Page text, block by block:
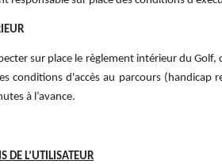
sur place le règlement intérieur du
conditions d'accès au parcours
à l’avance.
L’UTILISATEUR